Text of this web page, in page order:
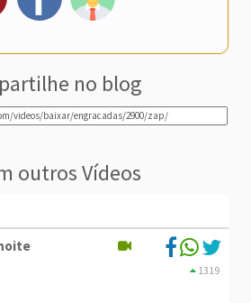
no blog
outros Vídeos
1319